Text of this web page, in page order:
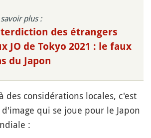
plus :
des étrangers
JO de Tokyo 2021 : le faux
du Japon
des considérations locales, c'est
qui se joue pour le Japon
: